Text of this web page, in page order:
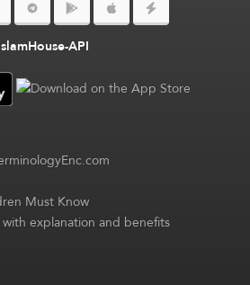
API
Must Know
explanation and benefits